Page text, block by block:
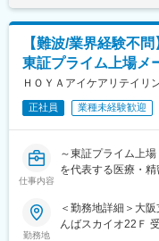
です。
■働き方：
CCCグループでは
社員同士での対面
で、フルリモートで
たハイブリット型勤
当社は、プラット
業、公共サービス
を通じて新しいラ
・税務方針の作成
■具体的には：
・給与計算プロセス
・担当企業の勤怠管
務
・年次業務（労働
・各種問い合わせ対
■当ポジションの魅
「仕組み作り」か
方を尊重する文化
て上下する可能性
です。
【難波/業界経験不
東証プライム上場メ
ＨＯＹＡアイケアリテイリ
正社員 業種未経験歓迎
仕事内容
～東証プライム上
を代表する医療・
■業務概要：
勤務地
＜勤務地詳細＞大
んばスカイオ22Ｆ